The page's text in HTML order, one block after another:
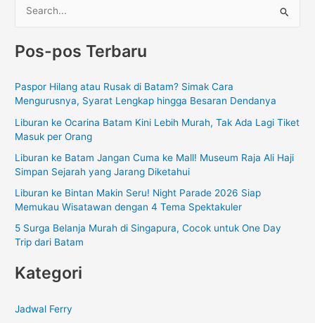
r
u
t
Pos-pos Terbaru
Paspor Hilang atau Rusak di Batam? Simak Cara
Mengurusnya, Syarat Lengkap hingga Besaran Dendanya
Liburan ke Ocarina Batam Kini Lebih Murah, Tak Ada Lagi Tiket
Masuk per Orang
Liburan ke Batam Jangan Cuma ke Mall! Museum Raja Ali Haji
Simpan Sejarah yang Jarang Diketahui
Liburan ke Bintan Makin Seru! Night Parade 2026 Siap
Memukau Wisatawan dengan 4 Tema Spektakuler
5 Surga Belanja Murah di Singapura, Cocok untuk One Day
Trip dari Batam
Kategori
Jadwal Ferry